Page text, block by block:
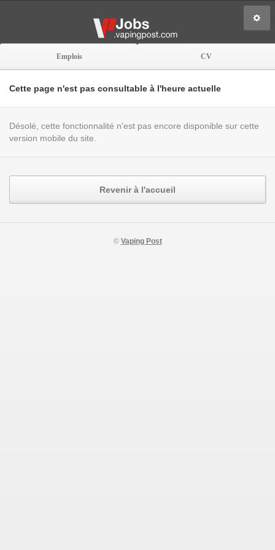
Emplois CV
Cette page n'est pas consultable à l'heure actuelle
Désolé, cette fonctionnalité n'est pas encore disponible sur cette
version mobile du site.
Revenir à l'accueil
© Vaping Post